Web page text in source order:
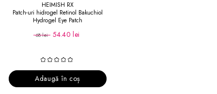
HEIMISH RX
Patch-uri hidrogel Retinol Bakuchiol
Hydrogel Eye Patch
68 lei 54.40 lei
Adaugă în coș